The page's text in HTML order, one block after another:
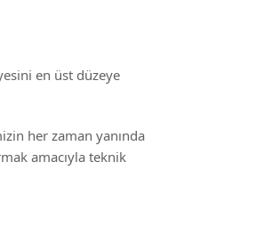
en üst düzeye
her zaman yanında
amacıyla teknik